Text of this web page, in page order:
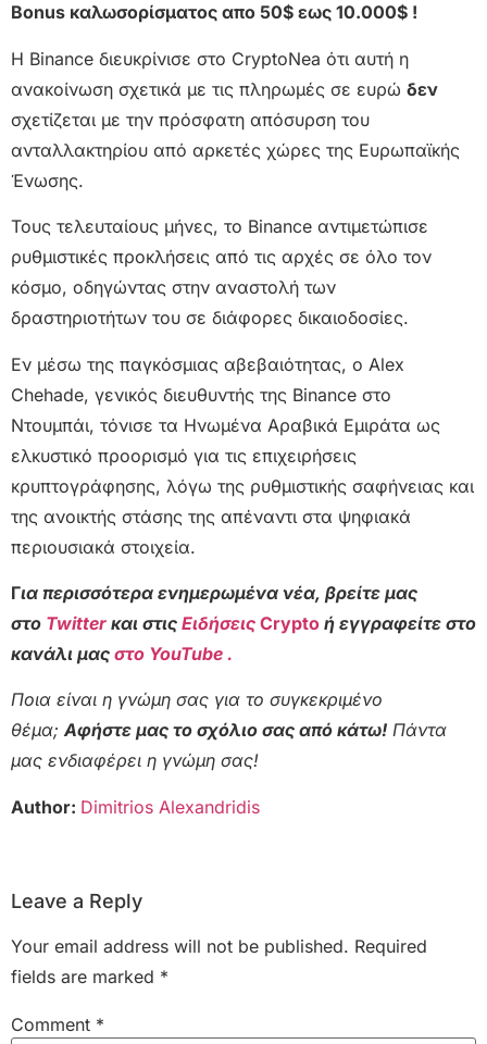
Bonus καλωσορίσματος απο 50$ εως 10.000$ !
Η Binance διευκρίνισε στο CryptoNea ότι αυτή η
ανακοίνωση σχετικά με τις πληρωμές σε ευρώ δεν
σχετίζεται με την πρόσφατη απόσυρση του
ανταλλακτηρίου από αρκετές χώρες της Ευρωπαϊκής
Ένωσης.
Τους τελευταίους μήνες, το Binance αντιμετώπισε
ρυθμιστικές προκλήσεις από τις αρχές σε όλο τον
κόσμο, οδηγώντας στην αναστολή των
δραστηριοτήτων του σε διάφορες δικαιοδοσίες.
Εν μέσω της παγκόσμιας αβεβαιότητας, ο Alex
Chehade, γενικός διευθυντής της Binance στο
Ντουμπάι, τόνισε τα Ηνωμένα Αραβικά Εμιράτα ως
ελκυστικό προορισμό για τις επιχειρήσεις
κρυπτογράφησης, λόγω της ρυθμιστικής σαφήνειας και
της ανοικτής στάσης της απέναντι στα ψηφιακά
περιουσιακά στοιχεία.
Για περισσότερα ενημερωμένα νέα, βρείτε μας
στο Twitter και στις Ειδήσεις Crypto ή εγγραφείτε στο
κανάλι μας στο YouTube .
Ποια είναι η γνώμη σας για το συγκεκριμένο
θέμα;Αφήστε μας το σχόλιο σας από κάτω! Πάντα
μας ενδιαφέρει η γνώμη σας!
Author: Dimitrios Alexandridis
Leave a Reply
Your email address will not be published. Required
fields are marked *
Comment *